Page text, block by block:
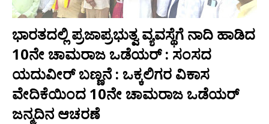
ಭಾರತದಲ್ಲಿ ಪ್ರಜಾಪ್ರಭುತ್ವ ವ್ಯವಸ್ಥೆಗೆ ನಾದಿ ಹಾಡಿದ
10ನೇ ಚಾಮರಾಜ ಒಡೆಯರ್ : ಸಂಸದ
ಯದುವೀರ್ ಬಣ್ಣನೆ : ಒಕ್ಕಲಿಗರ ವಿಕಾಸ
ವೇದಿಕೆಯಿಂದ 10ನೇ ಚಾಮರಾಜ ಒಡೆಯರ್
ಜನ್ಮದಿನ ಆಚರಣೆ